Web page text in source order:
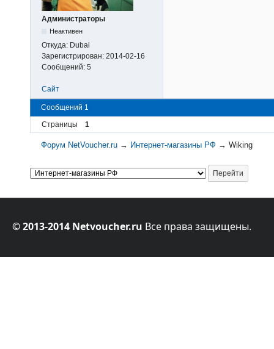
Администраторы
Неактивен
Откуда: Dubai
Зарегистрирован: 2014-02-16
Сообщений: 5
Сайт
Сообщений 1
Страницы
1
Форум NetVoucher.ru → Интернет-магазины РФ →Wiking
© 2013-2014 Netvoucher.ru Все права защищены.